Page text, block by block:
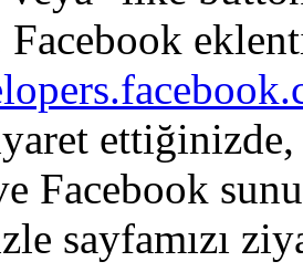
Facebook
ettiğinizde,
Facebook
sayfamızı